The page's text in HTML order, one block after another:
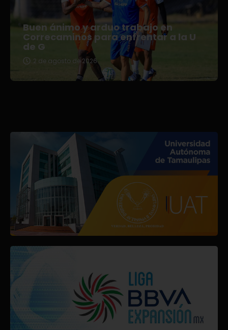
Buen ánimo y arduo trabajo en
Correcaminos para enfrentar a la U
de G
2 de agosto de 2026